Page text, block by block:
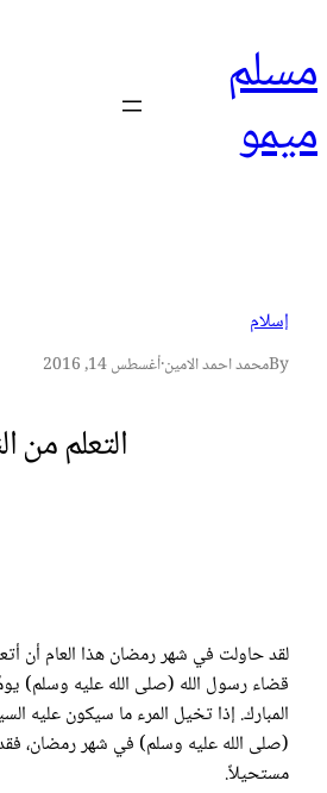
المحتوى
مسلم
ميمو
إسلام
Byمحمد احمد الامين·أغسطس 14, 2016
التعلم من
لقد حاولت في شهر رمضان هذا العام أن
قضاء رسول الله (صلى الله عليه وسلم)
المبارك. إذا تخيل المرء ما سيكون عليه
(صلى الله عليه وسلم) في شهر رمضان،
مستحيلاً.